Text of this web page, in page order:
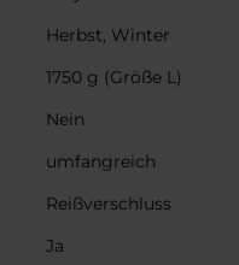
Herbst, Winter
1750 g (Größe L)
Nein
umfangreich
Reißverschluss
Ja